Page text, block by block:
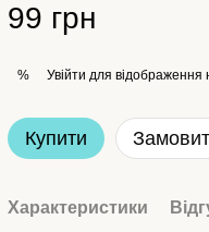
99 грн
% Увійти для відображення
Купити
Характеристики